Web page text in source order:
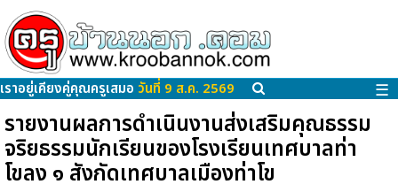
เราอยู่เคียงคู่คุณครูเสมอ วันที่ 9 ส.ค. 2569 ☰
รายงานผลการดำเนินงานส่งเสริมคุณธรรม
จริยธรรมนักเรียนของโรงเรียนเทศบาลท่า
โขลง ๑ สังกัดเทศบาลเมืองท่าโข